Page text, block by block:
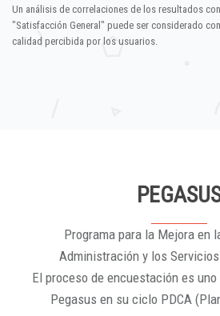
Un análisis de correlaciones de los resultados
"Satisfacción General" puede ser considerado
calidad percibida por los usuarios.
Programa para la Mejora en
Administración y los
El proceso de encuestación es
Pegasus en su ciclo PDCA